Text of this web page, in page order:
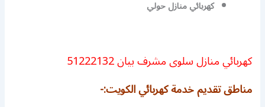
كهربائي منازل حولي
كهربائي منازل سلوى مشرف بيان 51222132
مناطق تقديم خدمة كهربائي الكويت:-